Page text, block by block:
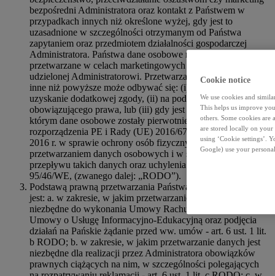
bezpośredni Administratora oraz kontakt z Państwem w
przypadkach innych niż określone wyżej, gdy jest to
uzasadnione w szczególności otrzymanym od Państwa
zapytaniem oraz przedmiotem działalności gospodarczej
Administratora. Państwa dane osobowe mogą również być
przetwarzane w celach marketingowych na podstawie zgody
udzielonej Administratorowi. Przetwarzanie danych w celach
inne niż powyższe może odbywać się: (i) w oparciu o
uzyskanie dodatkowej zgody, (ii) na podstawie
obowiązującego prawa, lub (iii) gdy jest to zgodne z celem, w
którym dane osobowe zostały pierwotnie zebrane (art. 6 ust. 4
rozporządzenia PE i Rady (UE) 2016/679 z dnia 27 kwietnia
2016 r. w sprawie ochrony osób fizycznych w związku z
przetwarzaniem danych osobowych i w sprawie swobodnego
przepływu takich danych oraz uchylenia dyrektywy
95/46/WE, (zwanego dalej: „RODO”).
Podstawą prawną przetwarzania Państwa danych osobowych
jest: a. w zakresie, w jakim przetwarzanie danych jest
niezbędne do wykonania Umowy Rachunku Demo lub
Umowy o Usługę Informacyjno-Edukacyjną oraz podjęcia
działań na Pańskie żądanie przed ww. umów - art. 6 ust. 1 lit.
b RODO; b. w zakresie, w jakim przetwarzanie danych jest
niezbędne dla realizacji przez Administratora obowiązków
prawnych ciążących na nim, w szczególności polegających
Cookie notice
We use cookies and
This helps us improve
others. Some cookies are
are stored locally on your
using ‘Cookie settings’.
Google) use your